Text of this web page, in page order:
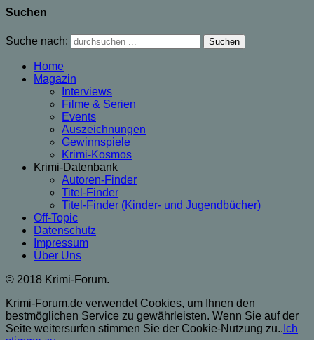
Suchen
Suche nach:
Home
Magazin
Interviews
Filme & Serien
Events
Auszeichnungen
Gewinnspiele
Krimi-Kosmos
Krimi-Datenbank
Autoren-Finder
Titel-Finder
Titel-Finder (Kinder- und Jugendbücher)
Off-Topic
Datenschutz
Impressum
Über Uns
© 2018 Krimi-Forum.
Krimi-Forum.de verwendet Cookies, um Ihnen den
bestmöglichen Service zu gewährleisten. Wenn Sie auf der
Seite weitersurfen stimmen Sie der Cookie-Nutzung zu.. Ich